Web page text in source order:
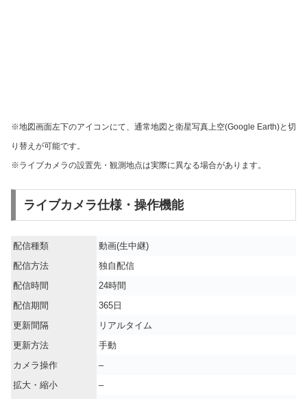
※地図画面左下のアイコンにて、通常地図と衛星写真上空(Google Earth)と切
り替えが可能です。
※ライブカメラの設置先・観測地点は実際に異なる場合があります。
ライブカメラ仕様・操作機能
配信種類
動画(生中継)
配信方法
独自配信
配信時間
24時間
配信期間
365日
更新間隔
リアルタイム
更新方法
手動
カメラ操作
–
拡大・縮小
–